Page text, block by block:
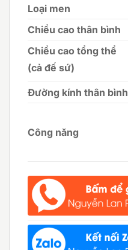
Loại men
Chiều cao thân bình
Chiều cao tổng thể
(cả đế sứ)
Đường kính thân bình
Công năng